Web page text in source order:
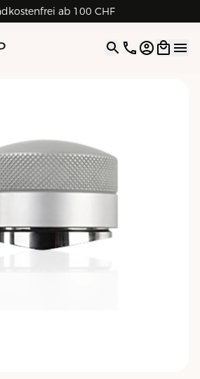
ab 100 CHF
für Geschäftskunden
4.9| 5.0 Google
Open